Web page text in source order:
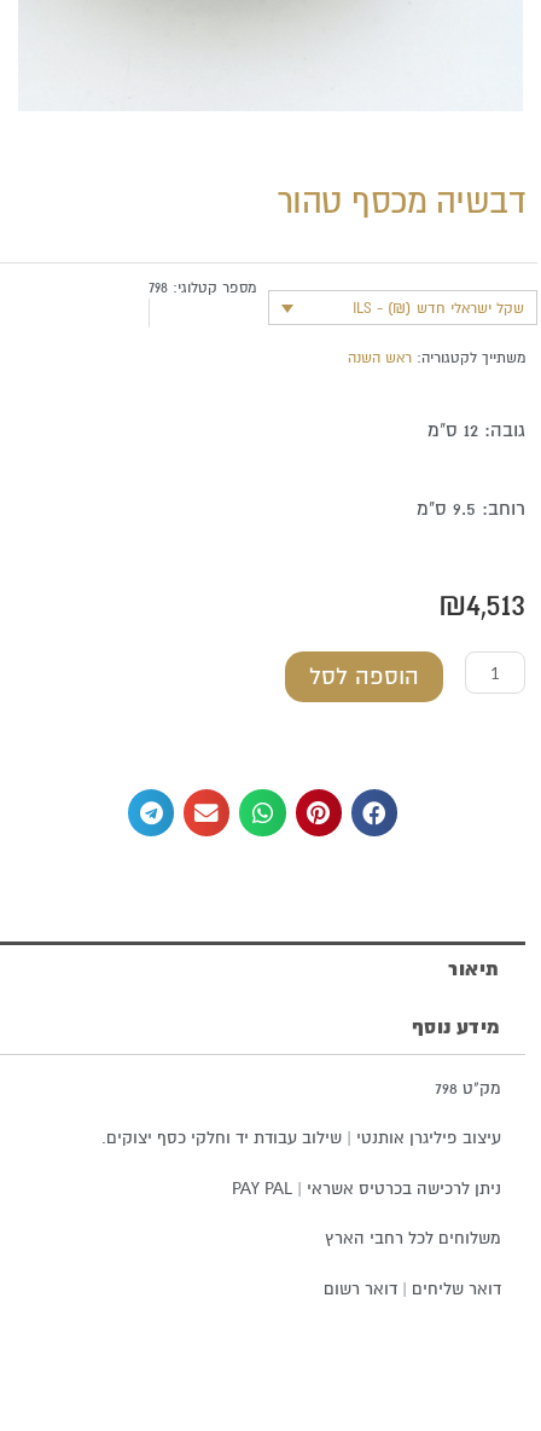
דבשיה מכסף טהור
שקל ישראלי חדש (₪) - ILS
מספר קטלוגי:798
משתייך לקטגוריה: ראש השנה
גובה: 12 ס"מ
רוחב: 9.5 ס"מ
₪4,513
הוספה לסל
תיאור
מידע נוסף
מק"ט 798
עיצוב פיליגרן אותנטי | שילוב עבודת יד וחלקי כסף יצוקים.
ניתן לרכישה בכרטיס אשראי | PAY PAL
משלוחים לכל רחבי הארץ
דואר שליחים | דואר רשום